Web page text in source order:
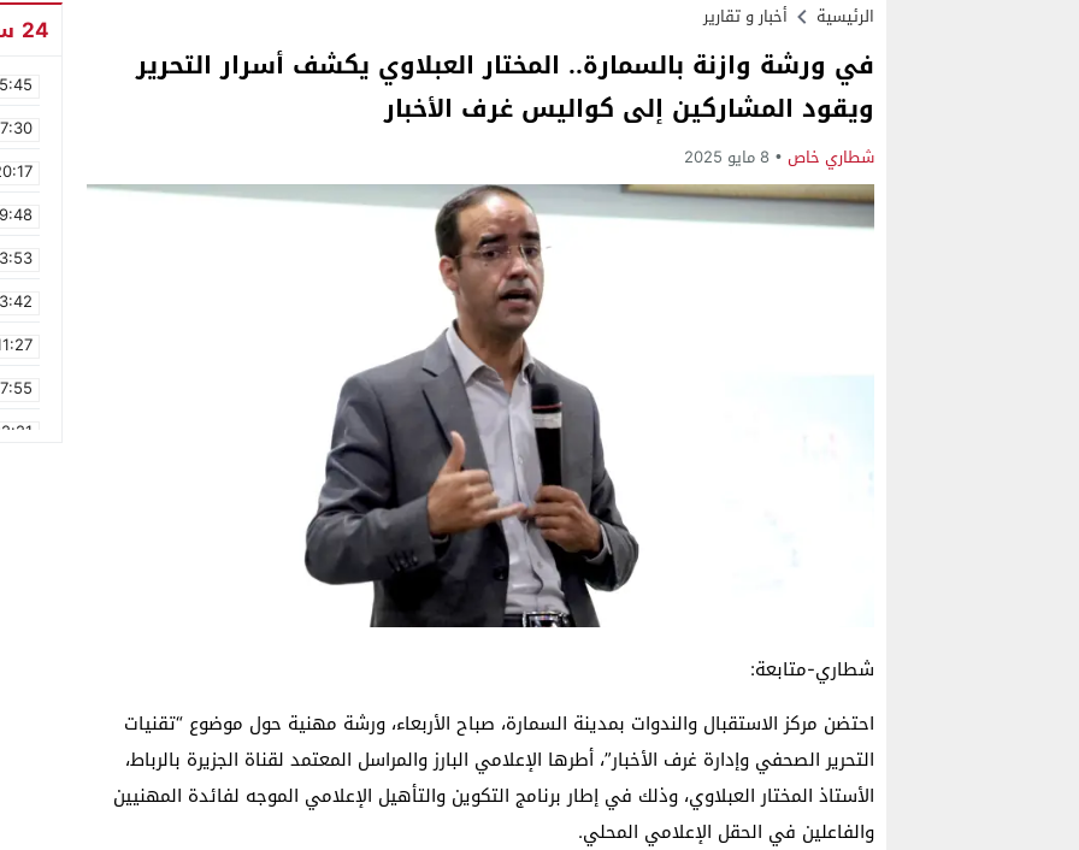
الرئيسية أخبار و تقارير
في ورشة وازنة بالسمارة.. المختار العبلاوي يكشف أسرار التحرير
ويقود المشاركين إلى كواليس غرف الأخبار
شطاري خاص 8 مايو 2025
شطاري-متابعة:
احتضن مركز الاستقبال والندوات بمدينة السمارة، صباح الأربعاء، ورشة مهنية حول موضوع “تقنيات
التحرير الصحفي وإدارة غرف الأخبار”، أطرها الإعلامي البارز والمراسل المعتمد لقناة الجزيرة بالرباط،
الأستاذ المختار العبلاوي، وذلك في إطار برنامج التكوين والتأهيل الإعلامي الموجه لفائدة المهنيين
والفاعلين في الحقل الإعلامي المحلي.
24 ساعة